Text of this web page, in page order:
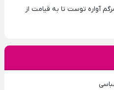
آواره توست تا به قیامت از